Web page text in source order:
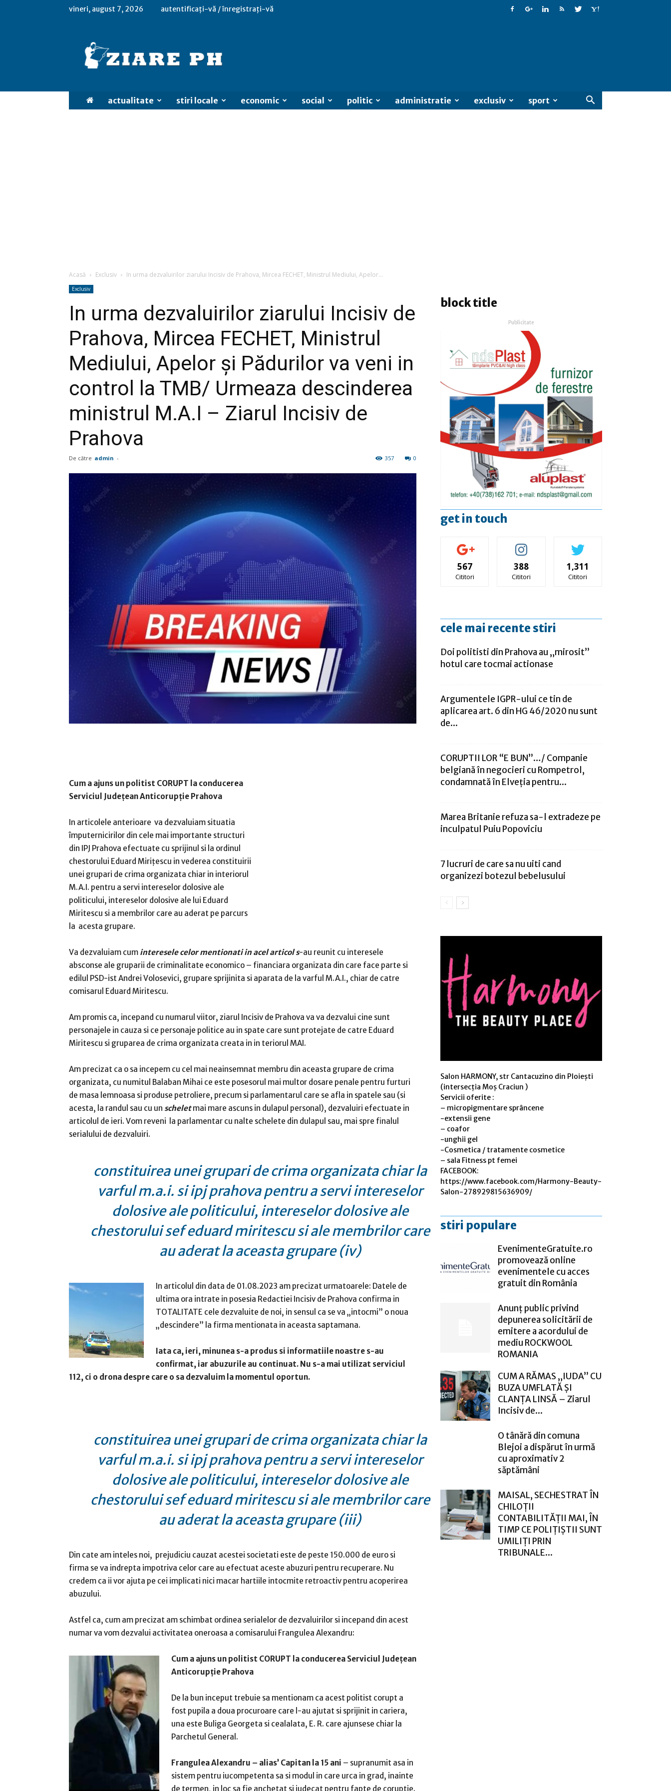
vineri, august 7, 2026 autentificați-vă / înregistrați-vă
actualitate stiri locale economic social politic administratie exclusiv sport
Acasă Exclusiv In urma dezvaluirilor ziarului Incisiv de Prahova, Mircea FECHET, Ministrul Mediului, Apelor...
Exclusiv
In urma dezvaluirilor ziarului Incisiv de
Prahova, Mircea FECHET, Ministrul
Mediului, Apelor și Pădurilor va veni in
control la TMB/ Urmeaza descinderea
ministrul M.A.I – Ziarul Incisiv de
Prahova
De către admin - 0
357
Cum a ajuns un politist CORUPT la conducerea
Serviciul Județean Anticorupție Prahova
In articolele anterioare va dezvaluiam situatia
împuternicirilor din cele mai importante structuri
din IPJ Prahova efectuate cu sprijinul si la ordinul
chestorului Eduard Mirițescu in vederea constituirii
unei grupari de crima organizata chiar in interiorul
M.A.I. pentru a servi intereselor dolosive ale
politicului, intereselor dolosive ale lui Eduard
Miritescu si a membrilor care au aderat pe parcurs
la acesta grupare.
Va dezvaluiam cum interesele celor mentionati in acel articol s-au reunit cu interesele
absconse ale gruparii de criminalitate economico – financiara organizata din care face parte si
edilul PSD-ist Andrei Volosevici, grupare sprijinita si aparata de la varful M.A.I., chiar de catre
comisarul Eduard Miritescu.
Am promis ca, incepand cu numarul viitor, ziarul Incisiv de Prahova va va dezvalui cine sunt
personajele in cauza si ce personaje politice au in spate care sunt protejate de catre Eduard
Miritescu si gruparea de crima organizata creata in in teriorul MAI.
Am precizat ca o sa incepem cu cel mai neainsemnat membru din aceasta grupare de crima
organizata, cu numitul Balaban Mihai ce este posesorul mai multor dosare penale pentru furturi
de masa lemnoasa si produse petroliere, precum si parlamentarul care se afla in spatele sau (si
acesta, la randul sau cu un scheletmai mare ascuns in dulapul personal), dezvaluiri efectuate in
articolul de ieri. Vom reveni la parlamentar cu nalte schelete din dulapul sau, mai spre finalul
serialului de dezvaluiri.
constituirea unei grupari de crima organizata chiar la
varful m.a.i. si ipj prahova pentru a servi intereselor
dolosive ale politicului, intereselor dolosive ale
chestorului sef eduard miritescu si ale membrilor care
au aderat la aceasta grupare (iv)
In articolul din data de 01.08.2023 am precizat urmatoarele: Datele de
ultima ora intrate in posesia Redactiei Incisiv de Prahova confirma in
TOTALITATE cele dezvaluite de noi, in sensul ca se va „intocmi” o noua
„descindere” la firma mentionata in aceasta saptamana.
Iata ca, ieri, minunea s-a produs si informatiile noastre s-au
confirmat, iar abuzurile au continuat. Nu s-a mai utilizat serviciul
112, ci o drona despre care o sa dezvaluim la momentul oportun.
constituirea unei grupari de crima organizata chiar la
varful m.a.i. si ipj prahova pentru a servi intereselor
dolosive ale politicului, intereselor dolosive ale
chestorului sef eduard miritescu si ale membrilor care
au aderat la aceasta grupare (iii)
Din cate am inteles noi, prejudiciu cauzat acestei societati este de peste 150.000 de euro si
firma se va indrepta impotriva celor care au efectuat aceste abuzuri pentru recuperare. Nu
credem ca ii vor ajuta pe cei implicati nici macar hartiile intocmite retroactiv pentru acoperirea
abuzului.
Astfel ca, cum am precizat am schimbat ordinea serialelor de dezvaluirilor si incepand din acest
numar va vom dezvalui activitatea oneroasa a comisarului Frangulea Alexandru:
Cum a ajuns un politist CORUPT la conducerea Serviciul Județean
Anticorupție Prahova
De la bun inceput trebuie sa mentionam ca acest politist corupt a
fost pupila a doua procuroare care l-au ajutat si sprijinit in cariera,
una este Buliga Georgeta si cealalata, E. R. care ajunsese chiar la
Parchetul General.
Frangulea Alexandru – alias’ Capitan la 15 ani – supranumit asa in
sistem pentru iucompetenta sa si modul in care urca in grad, inainte
de termen, in loc sa fie anchetat si judecat pentru fapte de coruptie.
block title
Publicitate
get in touch
567
Cititori
388
Cititori
1,311
Cititori
cele mai recente stiri
Doi politisti din Prahova au „mirosit”
hotul care tocmai actionase
Argumentele IGPR-ului ce tin de
aplicarea art. 6 din HG 46/2020 nu sunt
de...
CORUPTII LOR “E BUN”…/ Companie
belgiană în negocieri cu Rompetrol,
condamnată în Elveția pentru...
Marea Britanie refuza sa-l extradeze pe
inculpatul Puiu Popoviciu
7 lucruri de care sa nu uiti cand
organizezi botezul bebelusului
Salon HARMONY, str Cantacuzino din Ploiești
(intersecția Moș Craciun )
Servicii oferite :
– micropigmentare sprâncene
-extensii gene
– coafor
-unghii gel
-Cosmetica / tratamente cosmetice
– sala Fitness pt femei
FACEBOOK:
https://www.facebook.com/Harmony-Beauty-
Salon-278929815636909/
stiri populare
EvenimenteGratuite.ro
promovează online
evenimentele cu acces
gratuit din România
Anunț public privind
depunerea solicitării de
emitere a acordului de
mediu ROCKWOOL
ROMANIA
CUM A RĂMAS „IUDA” CU
BUZA UMFLATĂ ȘI
CLANȚA LINSĂ – Ziarul
Incisiv de...
O tânără din comuna
Blejoi a dispărut în urmă
cu aproximativ 2
săptămâni
MAISAL, SECHESTRAT ÎN
CHILOȚII
CONTABILITĂȚII MAI, ÎN
TIMP CE POLIȚIȘTII SUNT
UMILIȚI PRIN
TRIBUNALE...